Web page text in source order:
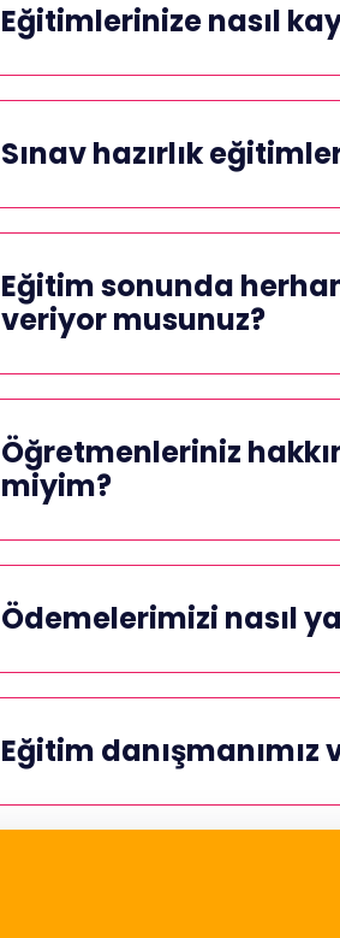
Eğitimlerinize nasıl
Sınav hazırlık
Eğitim sonunda
veriyor musunuz?
Öğretmenleriniz
miyim?
Ödemelerimizi nasıl
Eğitim danışmanımız